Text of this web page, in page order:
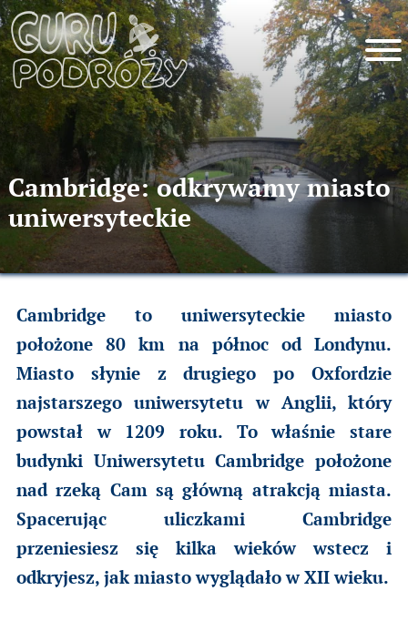
Cambridge: odkrywamy miasto
uniwersyteckie
Cambridge to uniwersyteckie miasto
położone 80 km na północ od Londynu.
Miasto słynie z drugiego po Oxfordzie
najstarszego uniwersytetu w Anglii, który
powstał w 1209 roku. To właśnie stare
budynki Uniwersytetu Cambridge położone
nad rzeką Cam są główną atrakcją miasta.
Spacerując uliczkami Cambridge
przeniesiesz się kilka wieków wstecz i
odkryjesz, jak miasto wyglądało w XII wieku.